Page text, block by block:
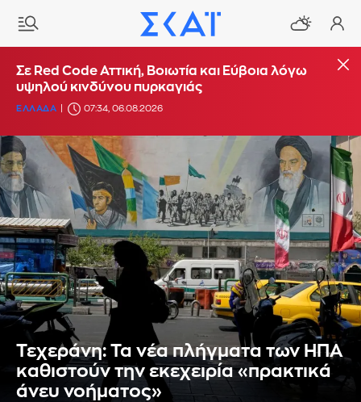
Σε Red Code Αττική, Βοιωτία και Εύβοια λόγω
υψηλού κινδύνου πυρκαγιάς
ΕΛΛΑΔΑ 07:34, 06.08.2026
Τεχεράνη: Τα νέα πλήγματα των ΗΠΑ
καθιστούν την εκεχειρία «πρακτικά
άνευ νοήματος»